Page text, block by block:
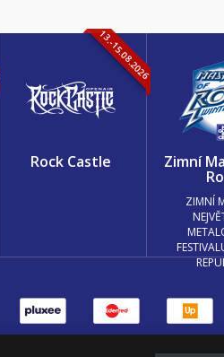
13.-15.08.2026
Rock Castle Zimní
ZIMNÍ